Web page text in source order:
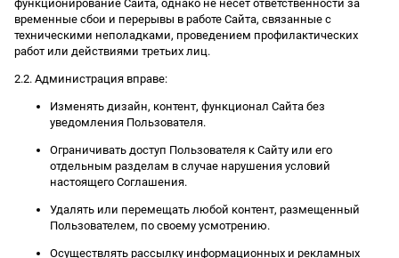
функционирование Сайта, однако не несет ответственности за
временные сбои и перерывы в работе Сайта, связанные с
техническими неполадками, проведением профилактических
работ или действиями третьих лиц.
2.2. Администрация вправе:
Изменять дизайн, контент, функционал Сайта без
уведомления Пользователя.
Ограничивать доступ Пользователя к Сайту или его
отдельным разделам в случае нарушения условий
настоящего Соглашения.
Удалять или перемещать любой контент, размещенный
Пользователем, по своему усмотрению.
Осуществлять рассылку информационных и рекламных